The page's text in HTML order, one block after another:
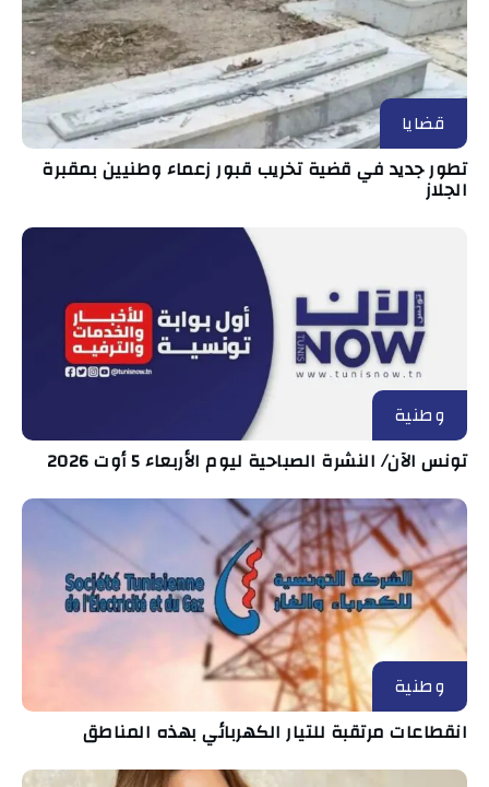
قضايا
تطور جديد في قضية تخريب قبور زعماء وطنيين بمقبرة
الجلاز
وطنية
تونس الآن/ النشرة الصباحية ليوم الأربعاء 5 أوت 2026
وطنية
انقطاعات مرتقبة للتيار الكهربائي بهذه المناطق